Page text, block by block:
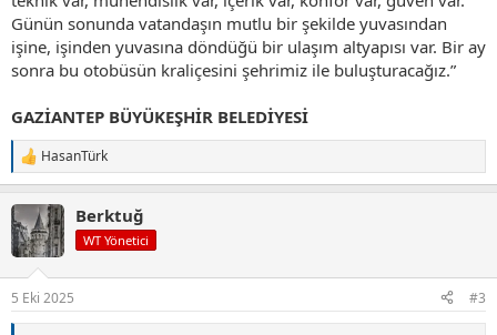
Günün sonunda vatandaşın mutlu bir şekilde yuvasından
işine, işinden yuvasına döndüğü bir ulaşım altyapısı var. Bir ay
sonra bu otobüsün kraliçesini şehrimiz ile buluşturacağız.”
GAZİANTEP BÜYÜKEŞHİR BELEDİYESİ
T
e
k
i
l
HasanTürk
Berktuğ
WT Yönetici
5 Eki 2025 #3